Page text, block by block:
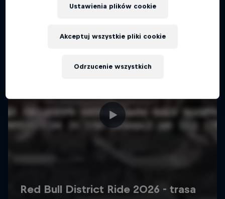
Ustawienia plików cookie
Odrzucenie wszystkich
Akceptuj wszystkie pliki cookie